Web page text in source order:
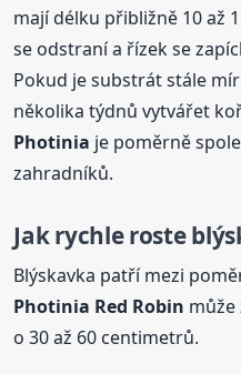
mají délku přibližně 10 až
se odstraní a řízek se
Pokud je substrát stále
několika týdnů vytvářet
Photinia je poměrně
zahradníků.
Jak rychle roste
Blýskavka patří mezi
Photinia Red Robin
o 30 až 60 centimetrů.